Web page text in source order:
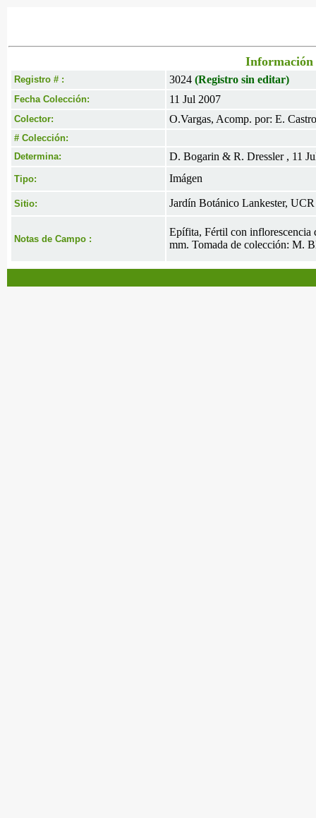
Información
Registro # : 3024 (Registro sin editar)
Fecha Colección: 11 Jul 2007
Colector: O.Vargas, Acomp. por: E. Castro
# Colección:
Determina:
D. Bogarin & R. Dressler , 11
Tipo: Imágen
Sitio: Jardín Botánico Lankester, UCR
Notas de Campo :
Epífita, Fértil con inflorescencia
mm. Tomada de colección: M.